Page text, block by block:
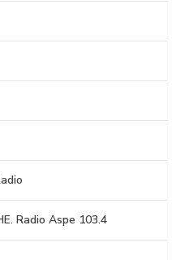
Radio Aspe 103.4